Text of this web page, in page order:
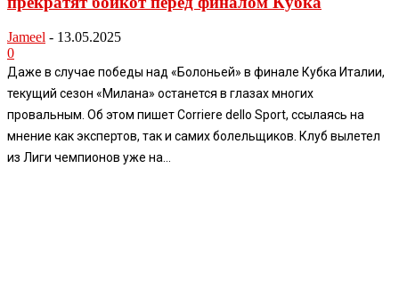
Jameel - 13.05.2025
0
Даже в случае победы над «Болоньей» в финале Кубка Италии,
текущий сезон «Милана» останется в глазах многих
провальным. Об этом пишет Corriere dello Sport, ссылаясь на
мнение как экспертов, так и самих болельщиков. Клуб вылетел
из Лиги чемпионов уже на...